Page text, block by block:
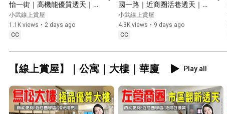
怡一街｜高機能優質透天｜近
商圈學區｜人車分道｜生活機
能便利｜開價１５８８萬
小武線上賞屋
1.1K views • 2 days ago
CC
國一路｜近商圈活巷透天｜近
商圈學區｜鄰近捷運站｜生活
機能便利｜開價９３０萬
小武線上賞屋
4.3K views • 9 days ago
CC
【線上賞屋】｜公寓｜大樓｜華廈 Play all